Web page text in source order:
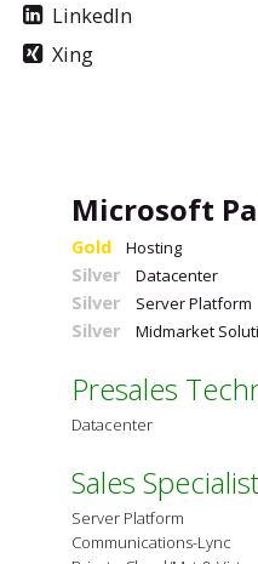
LinkedIn
Xing
Microsoft
Gold Hosting
Silver Datacenter
Silver Server Platform
Silver Midmarket
Presales
Datacenter
Sales Specialist
Server Platform
Communications-Lync